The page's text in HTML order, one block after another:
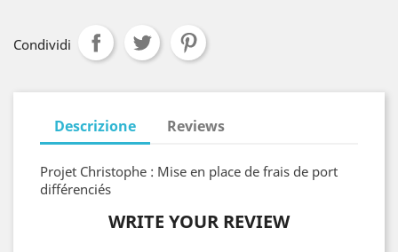
Condividi
Descrizione Reviews
Projet Christophe : Mise en place de frais de port
différenciés
WRITE YOUR REVIEW